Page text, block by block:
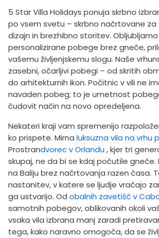
5 Star Villa Holidays ponuja skrbno
po vsem svetu – skrbno načrtovane
dizajn in brezhibno storitev.
personalizirane pobege brez gneče,
vašemu življenjskemu slogu. Naše
zasebni, očarljivi pobegi – od skritih
do arhitekturnih ikon. Počitnic v vili ne
navaden pobeg; to je umetnost
čudovit način na novo opredeljena.
Nekateri kraji vam spremenijo
ko prispete. Mirna luksuzna vila na vrhu
Prostrandvorec v Orlandu , kjer tri
skupaj, ne da bi se kdaj počutile gneče.
na Baliju brez načrtovanja razen časa.
nastanitev, v katere se ljudje vračajo
ga ustvarijo. Od obalnih zavetišč v
samotnih pobegov, oblikovanih okoli
vsaka vila izbrana manj zaradi
tega, kako naravno omogoča, da se